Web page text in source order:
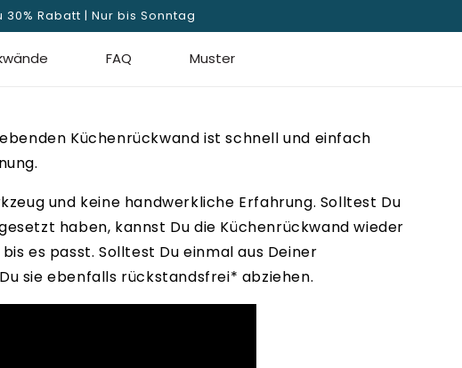
30% Rabatt | Nur bis Sonntag
FAQ Muster
Küchenrückwand ist schnell und einfach
und keine handwerkliche Erfahrung. Solltest Du
haben, kannst Du die Küchenrückwand wieder
es passt. Solltest Du einmal aus Deiner
sie ebenfalls rückstandsfrei* abziehen.